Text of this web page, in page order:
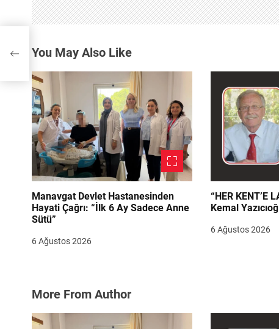
i
m
e
s
i
You May Also Like
Manavgat Devlet Hastanesinden
Hayati Çağrı: “İlk 6 Ay Sadece Anne
Sütü”
6 Ağustos 2026
“HER KENT’E
Kemal
6 Ağustos 2026
More From Author